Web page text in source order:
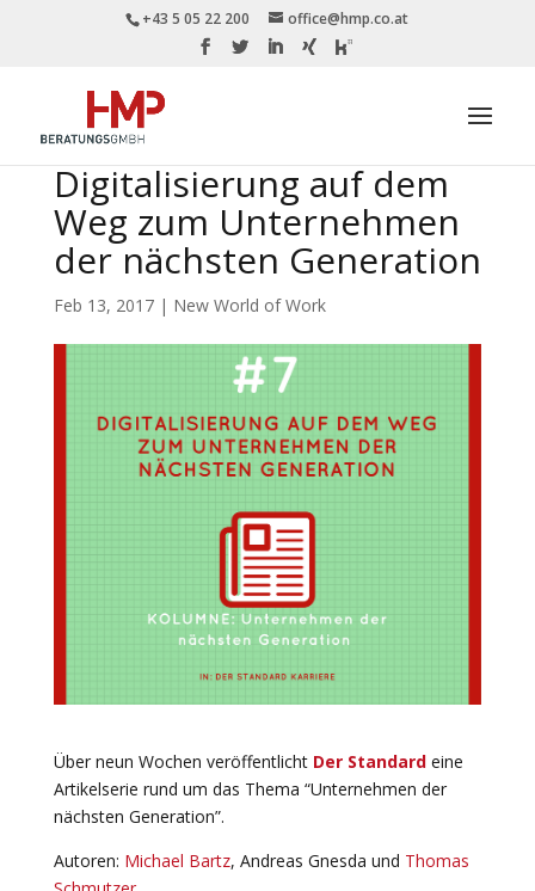
+43 5 05 22 200 office@hmp.co.at
Digitalisierung auf dem
Weg zum Unternehmen
der nächsten Generation
Feb 13, 2017| New World of Work
Über neun Wochen veröffentlicht Der Standardeine
Artikelserie rund um das Thema “Unternehmen der
nächsten Generation”.
Autoren: Michael Bartz, Andreas Gnesda und Thomas